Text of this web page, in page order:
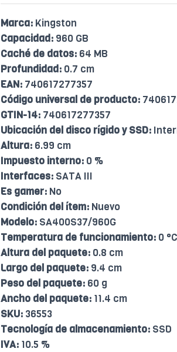
Marca: Kingston
Capacidad: 960 GB
Caché de datos: 64 MB
Profundidad: 0.7 cm
EAN: 740617277357
Código universal de producto:
GTIN-14: 740617277357
Ubicación del disco rígido y SSD:
Altura: 6.99 cm
Impuesto interno: 0 %
Interfaces: SATA III
Es gamer: No
Condición del ítem: Nuevo
Modelo: SA400S37/960G
Temperatura de funcionamiento: 0
Altura del paquete: 0.8 cm
Largo del paquete: 9.4 cm
Peso del paquete: 60 g
Ancho del paquete: 11.4 cm
SKU: 36553
Tecnología de almacenamiento: SSD
IVA: 10.5 %